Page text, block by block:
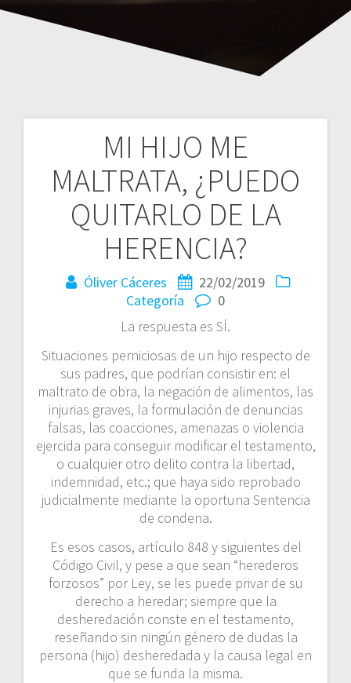
MI HIJO ME
MALTRATA, ¿PUEDO
QUITARLO DE LA
HERENCIA?
Óliver Cáceres
22/02/2019
Categoría
0
La respuesta es SÍ.
Situaciones perniciosas de un hijo respecto de
sus padres, que podrían consistir en: el
maltrato de obra, la negación de alimentos, las
injurias graves, la formulación de denuncias
falsas, las coacciones, amenazas o violencia
ejercida para conseguir modificar el testamento,
o cualquier otro delito contra la libertad,
indemnidad, etc.; que haya sido reprobado
judicialmente mediante la oportuna Sentencia
de condena.
Es esos casos, artículo 848 y siguientes del
Código Civil, y pese a que sean “herederos
forzosos” por Ley, se les puede privar de su
derecho a heredar; siempre que la
desheredación conste en el testamento,
reseñando sin ningún género de dudas la
persona (hijo) desheredada y la causa legal en
que se funda la misma.
Navegación
de
entradas